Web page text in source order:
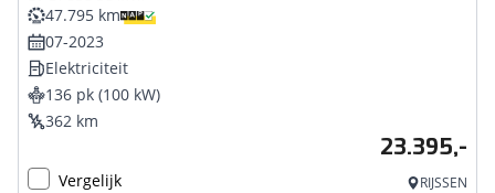
47.795 km
07-2023
Elektriciteit
136 pk (100 kW)
362 km
23.395,-
Vergelijk RIJSSEN